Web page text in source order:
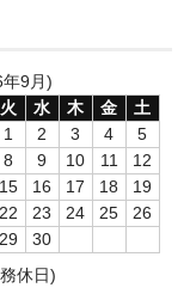
9月)
火 水 木 金
土
1
2 3 4
5
8 9 10 11
12
15 16 17 18
19
22 23 24 25
26
29
30
休日)